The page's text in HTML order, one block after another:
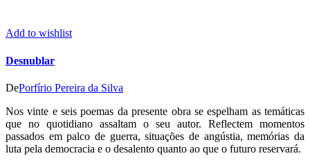
Add to wishlist
Desnublar
DePorfírio Pereira da Silva
Nos vinte e seis poemas da presente obra se espelham as temáticas
que no quotidiano assaltam o seu autor. Reflectem momentos
passados em palco de guerra, situações de angústia, memórias da
luta pela democracia e o desalento quanto ao que o futuro reservará.